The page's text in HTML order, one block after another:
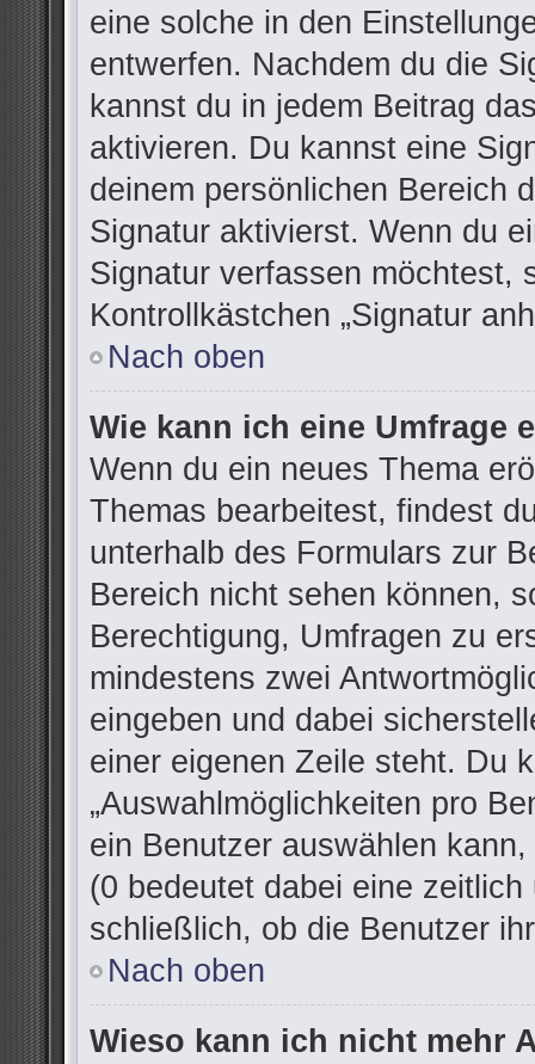
eine solche in den
entwerfen. Nachdem du die
kannst du in jedem Beitrag
aktivieren. Du kannst eine
deinem persönlichen Bereich
Signatur aktivierst. Wenn du
Signatur verfassen möchtest,
Kontrollkästchen „Signatur
Nach oben
Wie kann ich eine Umfrage
Wenn du ein neues Thema
Themas bearbeitest, findest
unterhalb des Formulars zur
Bereich nicht sehen können,
Berechtigung, Umfragen zu
mindestens zwei
eingeben und dabei
einer eigenen Zeile steht. Du
„Auswahlmöglichkeiten pro
ein Benutzer auswählen
(0 bedeutet dabei eine
schließlich, ob die Benutzer
Nach oben
Wieso kann ich nicht mehr